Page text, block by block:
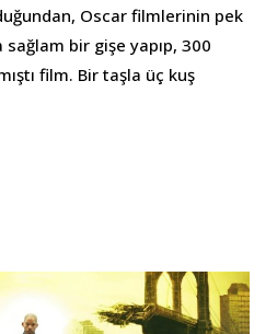
Oscar filmlerinin pek
bir gişe yapıp, 300
film. Bir taşla üç kuş